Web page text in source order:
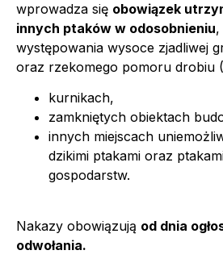
wprowadza się obowiązek
innych ptaków w odosobnieniu
występowania wysoce zjadliwej
oraz rzekomego pomoru drobiu
kurnikach,
zamkniętych obiektach
innych miejscach
dzikimi ptakami oraz
gospodarstw.
Nakazy obowiązują od dnia
odwołania.